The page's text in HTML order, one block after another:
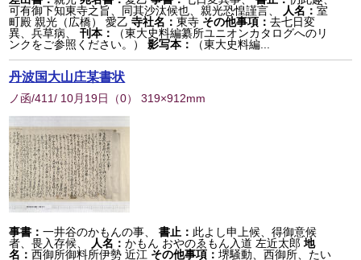
可有御下知東寺之旨、同其沙汰候也、親光恐惶謹言、
人名：室
町殿 親光（広橋） 愛乙 寺社名：東寺 その他事項：去七日変
異、兵草病、
刊本：
（東大史料編纂所ユニオンカタログへのリ
ンクをご参照ください。）
影写本： （東大史料編...
丹波国大山庄某書状
ノ函/411/ 10月19日 （0） 319×912mm
事書：一井谷のかもんの事、 書止： 此よし申上候、得御意候
者、畏入存候、
人名：かもん おやのゑもん入道 左近太郎 地
名：西御所御料所伊勢 近江 その他事項：堺騒動、西御所、たい